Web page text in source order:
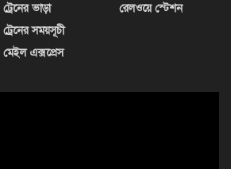
ট্রেনের ভাড়া
ট্রেনের সময়সূচী
মেইল এক্সপ্রেস
রেলওয়ে স্টেশন